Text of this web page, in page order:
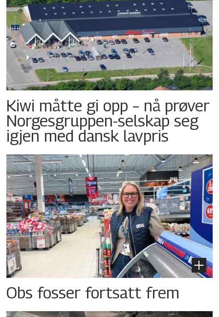
Kiwi måtte gi opp – nå prøver
Norgesgruppen-selskap seg
igjen med dansk lavpris
Obs fosser fortsatt frem